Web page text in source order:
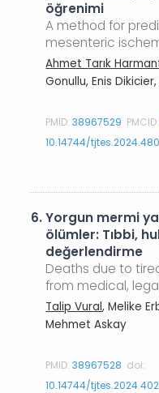
öğrenimi
A method for
mesenteric
Ahmet Tarık
Gonullu, Enis
PMID:38967529
10.14744/
6.Yorgun mermi
ölümler: Tıbbi,
değerlendirme
Deaths due to
from medical,
Talip Vural, Melike
Mehmet Askay
PMID:38967528 doi:
10.14744/